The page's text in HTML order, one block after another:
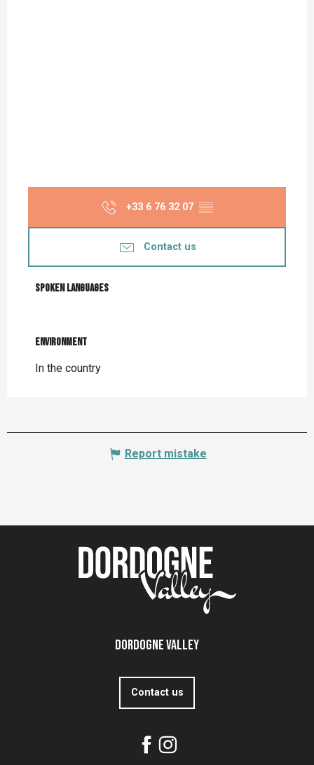
+33 6 76 32 07 ▒▒
Contact us
Spoken languages
Spoken languages
Environment
Environment
In the country
Report mistake
Dordogne Valley
Contact us